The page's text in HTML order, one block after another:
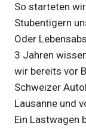
So starteten
Stubentigern
Oder
3 Jahren
wir bereits vor
Schweizer
Lausanne und
Ein Lastwagen